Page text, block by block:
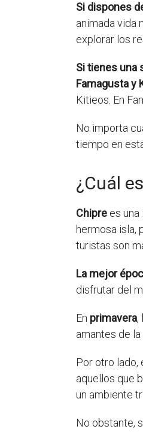
Si dispones
animada vida
explorar los
Si tienes una
Famagusta y
Kitieos. En
No importa
tiempo en
¿Cuál
Chipre es
hermosa isla,
turistas son
La mejor
disfrutar del
En primavera,
amantes de
Por otro lado,
aquellos que
un ambiente
No obstante,